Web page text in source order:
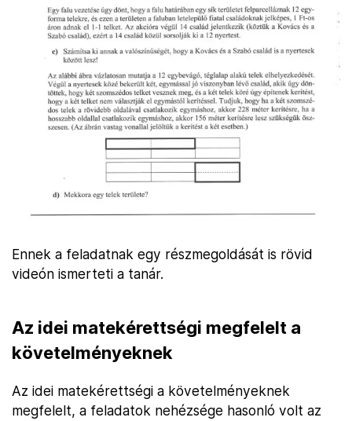
Ennek a feladatnak egy részmegoldását is rövid
videón ismerteti a tanár.
Az idei matekérettségi megfelelt a
követelményeknek
Az idei matekérettségi a követelményeknek
megfelelt, a feladatok nehézsége hasonló volt az